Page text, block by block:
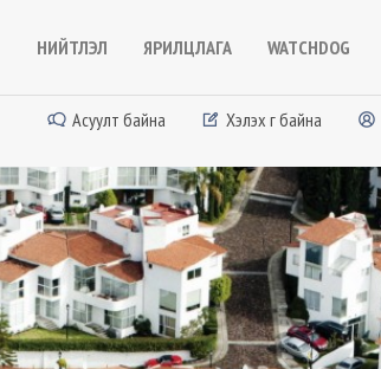
НИЙТЛЭЛ ЯРИЛЦЛАГА WATCHDOG
Асуулт байна Хэлэх үг байна